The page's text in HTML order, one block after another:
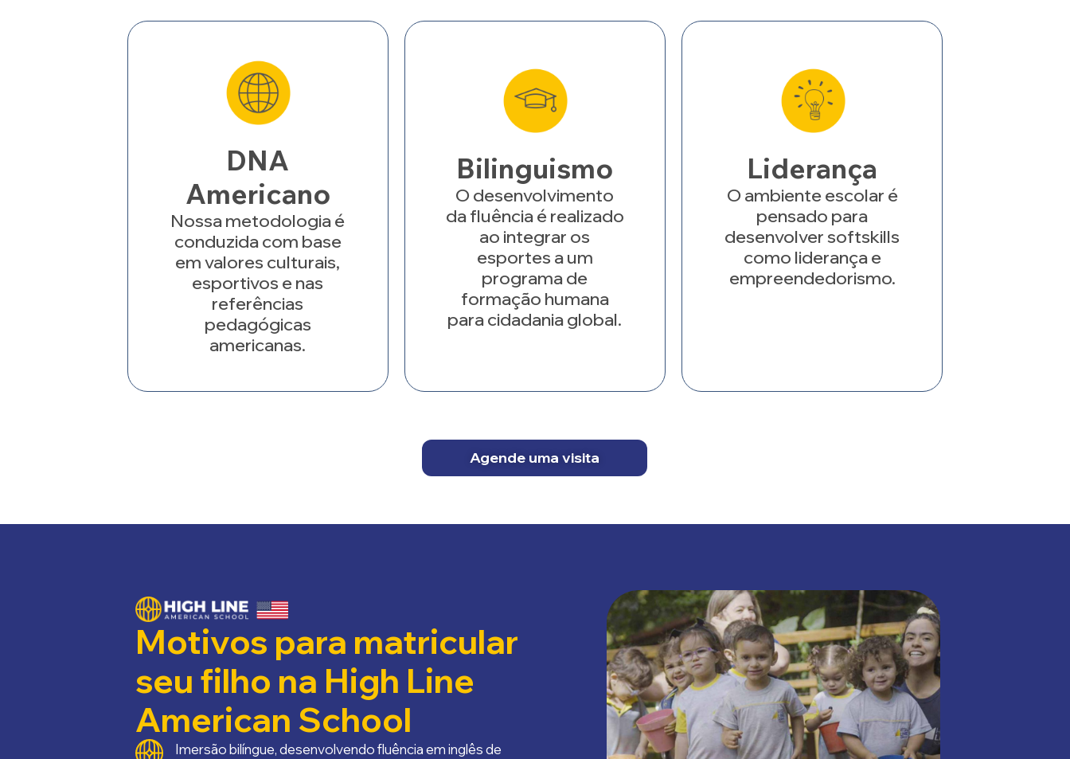
Nossa metodologia é
conduzida com base
em valores culturais,
esportivos e nas
referências
pedagógicas
americanas.
DNA
Americano
O desenvolvimento
da fluência é realizado
ao integrar os
esportes a um
programa de
formação humana
para cidadania global.
Bilinguismo
O ambiente escolar é
pensado para
desenvolver softskills
como liderança e
empreendedorismo.
Liderança
Agende uma visita
Motivos para matricular
seu filho na High Line
American School
Imersão bilíngue, desenvolvendo fluência em inglês de